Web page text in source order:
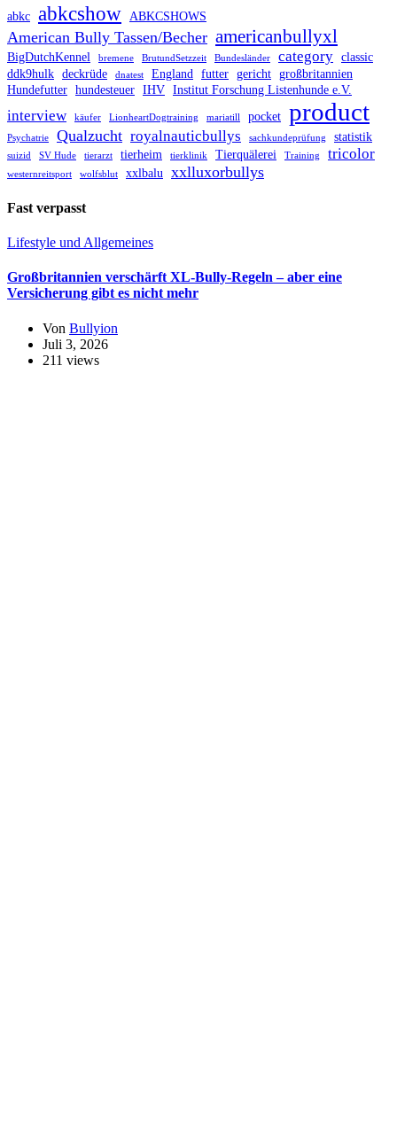
abkc abkcshow ABKCSHOWS
American Bully Tassen/Becher americanbullyxl
BigDutchKennel bremene BrutundSetzzeit Bundesländer category classic
ddk9hulk deckrüde dnatest England futter gericht großbritannien
Hundefutter hundesteuer IHV Institut Forschung Listenhunde e.V.
interview käufer LionheartDogtraining mariatill pocket product
Psychatrie Qualzucht royalnauticbullys sachkundeprüfung statistik
suizid SV Hude tierarzt tierheim tierklinik Tierquälerei Training tricolor
westernreitsport wolfsblut xxlbalu xxlluxorbullys
Fast verpasst
Lifestyle und Allgemeines
Großbritannien verschärft XL-Bully-Regeln – aber eine
Versicherung gibt es nicht mehr
Von Bullyion
Juli 3, 2026
211 views